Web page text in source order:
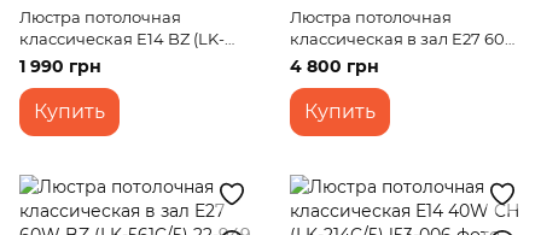
Люстра потолочная
классическая E14 BZ (LK-
157C/3)
1 990 грн
Купить
Люстра потолочная
классическая в зал E27 60W
BZ (LK-251C/3)
4 800 грн
Купить